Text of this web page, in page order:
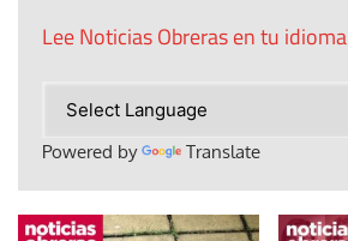
Lee Noticias Obreras en tu idioma
Powered by Translate